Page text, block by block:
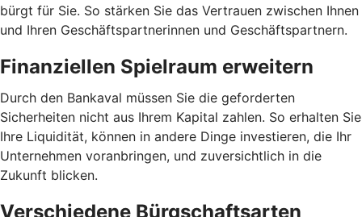
bürgt für Sie. So stärken Sie das Vertrauen zwischen Ihnen
und Ihren Geschäftspartnerinnen und Geschäftspartnern.
Finanziellen Spielraum erweitern
Durch den Bankaval müssen Sie die geforderten
Sicherheiten nicht aus Ihrem Kapital zahlen. So erhalten Sie
Ihre Liquidität, können in andere Dinge investieren, die Ihr
Unternehmen voranbringen, und zuversichtlich in die
Zukunft blicken.
Verschiedene Bürgschaftsarten